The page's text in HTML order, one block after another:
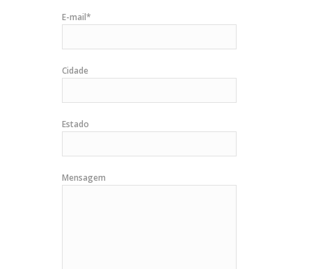
E-mail*
Cidade
Estado
Mensagem